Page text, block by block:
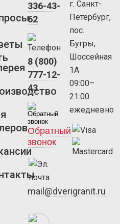
336-43-
62
8 (800)
777-12-
43
Обратный
звонок
mail@dverigranit.ru
г. Санкт-
Петербург,
пос.
Бугры,
Шоссейная
1А
09:00–
21:00
ежедневно